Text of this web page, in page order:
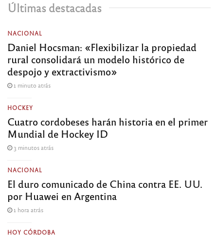
Últimas destacadas
NACIONAL
Daniel Hocsman: «Flexibilizar la propiedad
rural consolidará un modelo histórico de
despojo y extractivismo»
1 minuto atrás
HOCKEY
Cuatro cordobeses harán historia en el primer
Mundial de Hockey ID
3 minutos atrás
NACIONAL
El duro comunicado de China contra EE. UU.
por Huawei en Argentina
1 hora atrás
HOY CÓRDOBA